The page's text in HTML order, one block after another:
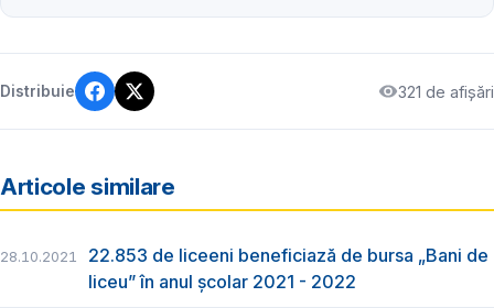
Distribuie 321 de afișări
Articole similare
28.10.2021
22.853 de liceeni beneficiază de bursa „Bani de
liceu” în anul școlar 2021 - 2022